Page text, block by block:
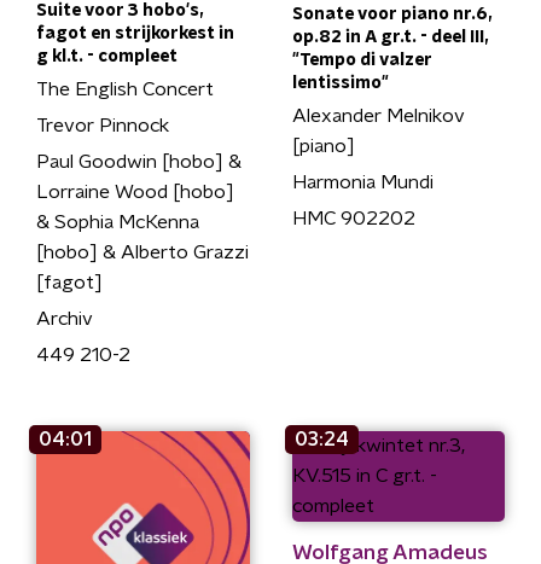
Suite voor 3 hobo's,
fagot en strijkorkest in
g kl.t. - compleet
The English Concert
Trevor Pinnock
Paul Goodwin [hobo] &
Lorraine Wood [hobo]
& Sophia McKenna
[hobo] & Alberto Grazzi
[fagot]
Archiv
449 210-2
Sonate voor piano nr.6,
op.82 in A gr.t. - deel III,
"Tempo di valzer
lentissimo"
Alexander Melnikov
[piano]
Harmonia Mundi
HMC 902202
04:01 03:24
Wolfgang Amadeus